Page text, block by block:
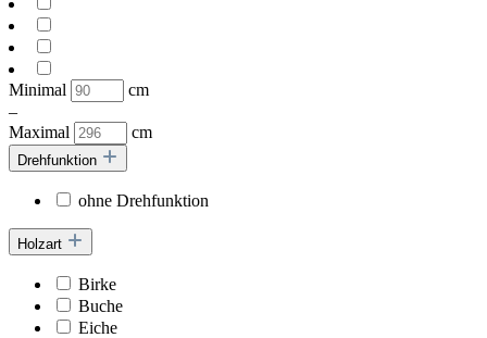
Minimal
cm
–
Maximal
cm
Drehfunktion
ohne Drehfunktion
Holzart
Birke
Buche
Eiche